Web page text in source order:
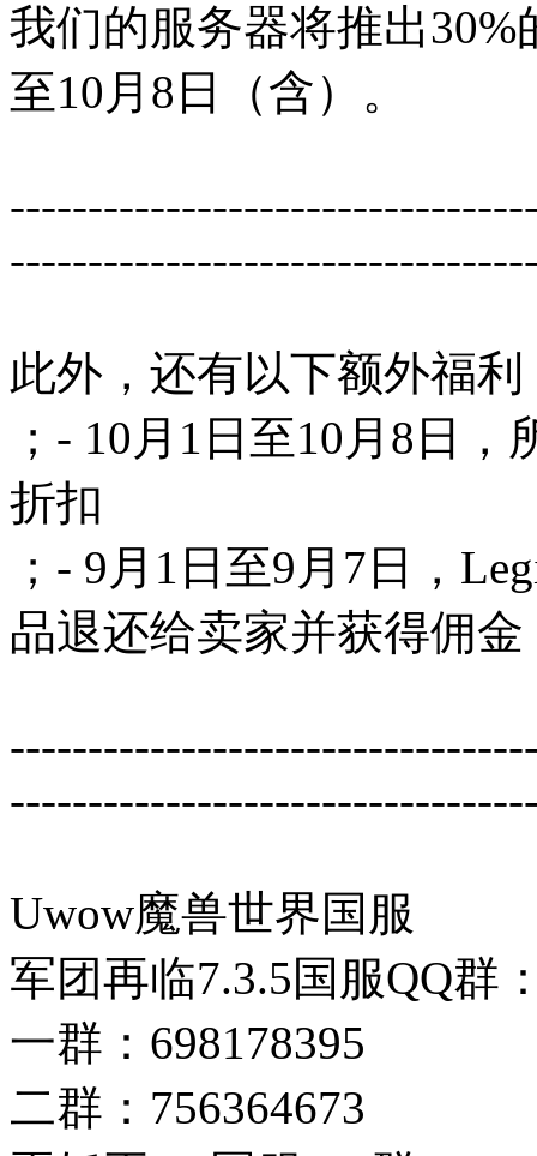
我们的服务器将推出
至10月8日（含）。
此外，还有以下额外福利
；- 10月1日至10月8日
折扣
；- 9月1日至9月7日，
品退还给卖家并获得佣金
Uwow魔兽世界国服
军团再临7.3.5国服QQ群
一群：698178395
二群：756364673